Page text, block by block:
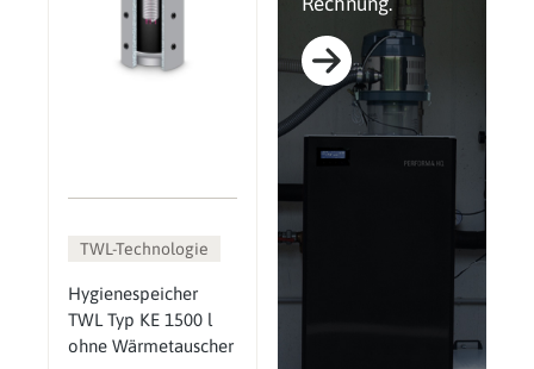
TWL-Technologie
Hygienespeicher
TWL Typ KE 1500 l
ohne Wärmetauscher